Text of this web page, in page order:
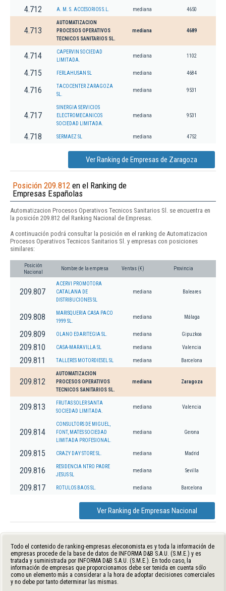
4.712 A. M. S. ACCESORIOS S.L. mediana 4650
4.713
AUTOMATIZACION
PROCESOS OPERATIVOS
TECNICOS SANITARIOS SL.
mediana 4689
4.714
CAPERVIN SOCIEDAD
LIMITADA.
mediana 1102
4.715 FERLAHUSAN SL mediana 4684
4.716
TACOCENTER ZARAGOZA
SL.
mediana 9531
4.717
SINERGIA SERVICIOS
ELECTROMECANICOS
SOCIEDAD LIMITADA.
mediana 9531
4.718 SERMAEZ SL mediana 4752
Ver Ranking de Empresas de Zaragoza
Posición 209.812 en el Ranking de
Empresas Españolas
Automatizacion Procesos Operativos Tecnicos Sanitarios Sl. se encuentra en
la posición 209.812 del Ranking Nacional de Empresas.
A continuación podrá consultar la posición en el ranking de Automatizacion
Procesos Operativos Tecnicos Sanitarios Sl. y empresas con posiciones
similares:
Posición
Nacional
Nombre de la empresa Ventas (€) Provincia
209.807
ACERVI PROMOTORA
CATALANA DE
DISTRIBUCIONES SL
mediana Baleares
209.808
MARISQUERIA CASA PACO
1999 SL.
mediana Málaga
209.809 OLANO EDARITEGIA SL. mediana Gipuzkoa
209.810 CASA-MARAVILLA SL mediana Valencia
209.811 TALLERES MOTORDIESEL SL mediana Barcelona
209.812
AUTOMATIZACION
PROCESOS OPERATIVOS
TECNICOS SANITARIOS SL.
mediana Zaragoza
209.813
FRUTAS SOLER SANTA
SOCIEDAD LIMITADA.
mediana Valencia
209.814
CONSULTORS DE MIGUEL,
FONT, MATES SOCIEDAD
LIMITADA PROFESIONAL.
mediana Gerona
209.815 CRAZY DAY STORE SL. mediana Madrid
209.816
RESIDENCIA NTRO PADRE
JESUS SL
mediana Sevilla
209.817 ROTULOS BAOS SL. mediana Barcelona
Ver Ranking de Empresas Nacional
Todo el contenido de ranking-empresas.eleconomista.es y toda la información de
empresas procede de la base de datos de INFORMA D&B S.A.U. (S.M.E.) y es
tratada y suministrada por INFORMA D&B S.A.U. (S.M.E.). En todo caso, la
información de empresas que proporcionamos debe ser tenida en cuenta sólo
como un elemento más a considerar a la hora de adoptar decisiones comerciales
y no debe por tanto determinar las mismas.